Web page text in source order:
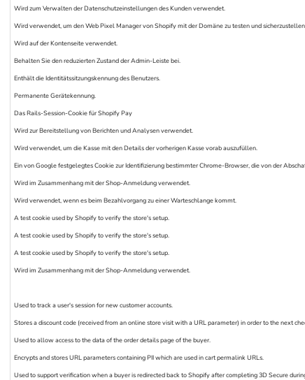
Wird zum Verwalten der Datenschutzeinstellungen des Kunden verwendet.
Wird verwendet, um den Web Pixel Manager von Shopify mit der Domäne zu testen und
Wird auf der Kontenseite verwendet.
Behalten Sie den reduzierten Zustand der Admin-Leiste bei.
Enthält die Identitätssitzungskennung des Benutzers.
Permanente Gerätekennung.
Das Rails-Session-Cookie für Shopify Pay
Wird zur Bereitstellung von Berichten und Analysen verwendet.
Wird verwendet, um die Kasse mit den Details der vorherigen Kasse vorab auszufüllen.
Ein von Google festgelegtes Cookie zur Identifizierung bestimmter Chrome-Browser, die von der
Wird im Zusammenhang mit der Shop-Anmeldung verwendet.
Wird verwendet, wenn es beim Bezahlvorgang zu einer Warteschlange kommt.
A test cookie used by Shopify to verify the store's setup.
A test cookie used by Shopify to verify the store's setup.
A test cookie used by Shopify to verify the store's setup.
Wird im Zusammenhang mit der Shop-Anmeldung verwendet.
Used to track a user's session for new customer accounts.
Stores a discount code (received from an online store visit with a URL parameter) in order to the next
Used to allow access to the data of the order details page of the buyer.
Encrypts and stores URL parameters containing PII which are used in cart permalink URLs.
Used to support verification when a buyer is redirected back to Shopify after completing 3D Secure